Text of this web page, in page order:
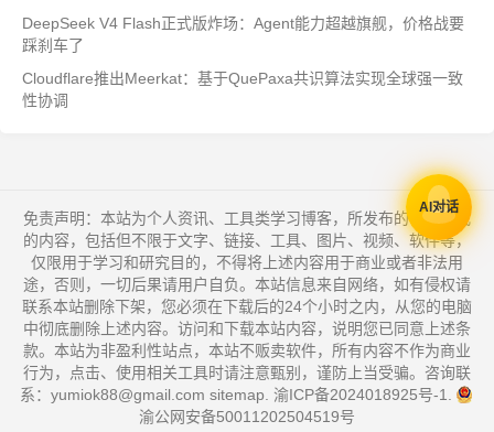
DeepSeek V4 Flash正式版炸场：Agent能力超越旗舰，价格战要
踩刹车了
Cloudflare推出Meerkat：基于QuePaxa共识算法实现全球强一致
性协调
免责声明：本站为个人资讯、工具类学习博客，所发布的一切形式
的内容，包括但不限于文字、链接、工具、图片、视频、软件等，
仅限用于学习和研究目的，不得将上述内容用于商业或者非法用
途，否则，一切后果请用户自负。本站信息来自网络，如有侵权请
联系本站删除下架，您必须在下载后的24个小时之内，从您的电脑
中彻底删除上述内容。访问和下载本站内容，说明您已同意上述条
款。本站为非盈利性站点，本站不贩卖软件，所有内容不作为商业
行为，点击、使用相关工具时请注意甄别，谨防上当受骗。咨询联
系：yumiok88@gmail.com sitemap 渝ICP备2024018925号-1
渝公网安备50011202504519号
AI对话